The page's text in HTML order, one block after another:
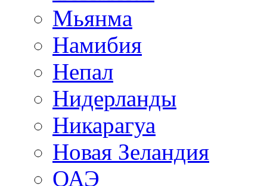
Мьянма
Намибия
Непал
Нидерланды
Никарагуа
Новая Зеландия
ОАЭ